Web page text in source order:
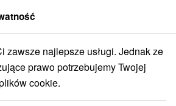
Prešovský kraj Malá Franková
Malá Franková
zawsze najlepsze usługi. Jednak ze
prawo potrzebujemy Twojej
cookie.